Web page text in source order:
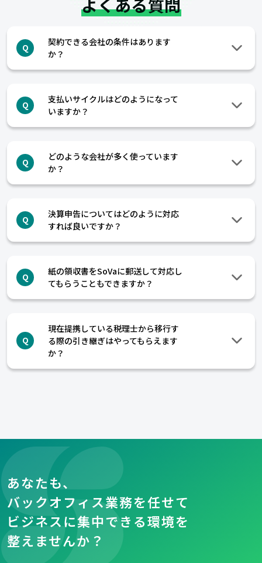
Q
契約できる会社の条件はあります
か？
Q
支払いサイクルはどのようになって
いますか？
Q
どのような会社が多く使っています
か？
Q
決算申告についてはどのように対応
すれば良いですか？
Q
紙の領収書をSoVaに郵送して対応し
てもらうこともできますか？
Q
現在提携している税理士から移行す
る際の引き継ぎはやってもらえます
か？
あなたも、
バックオフィス業務を任せて
ビジネスに集中できる環境を
整えませんか？